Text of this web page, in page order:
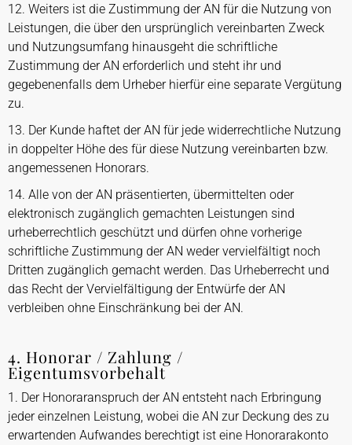
12. Weiters ist die Zustimmung der AN für die Nutzung von
Leistungen, die über den ursprünglich vereinbarten Zweck
und Nutzungsumfang hinausgeht die schriftliche
Zustimmung der AN erforderlich und steht ihr und
gegebenenfalls dem Urheber hierfür eine separate Vergütung
zu.
13. Der Kunde haftet der AN für jede widerrechtliche Nutzung
in doppelter Höhe des für diese Nutzung vereinbarten bzw.
angemessenen Honorars.
14. Alle von der AN präsentierten, übermittelten oder
elektronisch zugänglich gemachten Leistungen sind
urheberrechtlich geschützt und dürfen ohne vorherige
schriftliche Zustimmung der AN weder vervielfältigt noch
Dritten zugänglich gemacht werden. Das Urheberrecht und
das Recht der Vervielfältigung der Entwürfe der AN
verbleiben ohne Einschränkung bei der AN.
4. Honorar / Zahlung /
Eigentumsvorbehalt
1. Der Honoraranspruch der AN entsteht nach Erbringung
jeder einzelnen Leistung, wobei die AN zur Deckung des zu
erwartenden Aufwandes berechtigt ist eine Honorarakonto